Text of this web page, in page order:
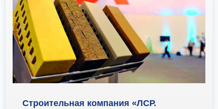
Строительная компания «ЛСР.